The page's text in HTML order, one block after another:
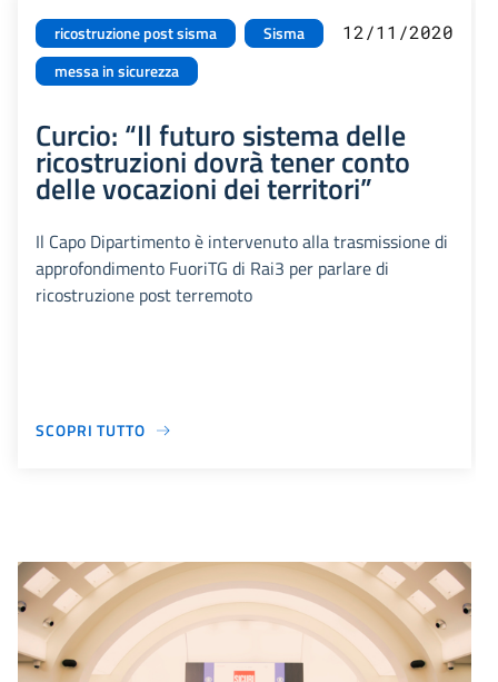
ricostruzione post sisma
Sisma
messa in sicurezza
12/11/2020
Curcio: “Il futuro sistema delle
ricostruzioni dovrà tener conto
delle vocazioni dei territori”
Il Capo Dipartimento è intervenuto alla trasmissione di
approfondimento FuoriTG di Rai3 per parlare di
ricostruzione post terremoto
SCOPRI TUTTO